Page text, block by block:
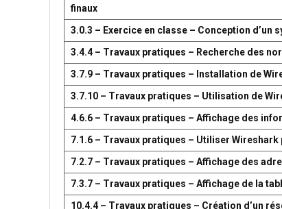
finaux
3.0.3 – Exercice en classe – Conception d’un
3.4.4 – Travaux pratiques – Recherche des
3.7.9 – Travaux pratiques – Installation de
3.7.10 – Travaux pratiques – Utilisation de
4.6.6 – Travaux pratiques – Affichage des
7.1.6 – Travaux pratiques – Utiliser
7.2.7 – Travaux pratiques – Affichage des
7.3.7 – Travaux pratiques – Affichage de la
10.4.4 – Travaux pratiques – Création d’un